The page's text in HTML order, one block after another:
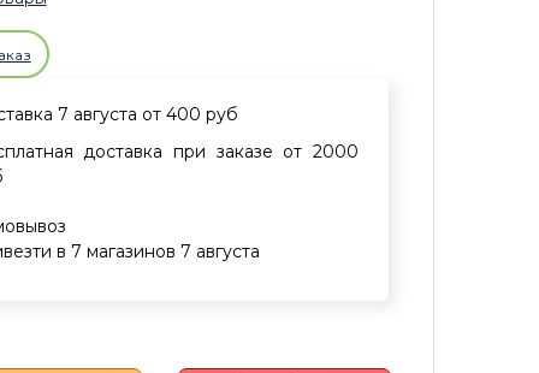
7 августа от 400 руб
доставка при заказе от 2000
в 7 магазинов 7 августа